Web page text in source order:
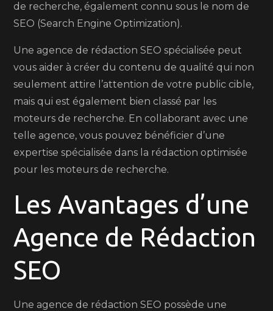
de recherche, également connu sous le nom de
SEO (Search Engine Optimization).
Une agence de rédaction SEO spécialisée peut
vous aider à créer du contenu de qualité qui non
seulement attire l’attention de votre public cible,
mais qui est également bien classé par les
moteurs de recherche. En collaborant avec une
telle agence, vous pouvez bénéficier d’une
expertise spécialisée dans la rédaction optimisée
pour les moteurs de recherche.
Les Avantages d’une
Agence de Rédaction
SEO
Une agence de rédaction SEO possède une